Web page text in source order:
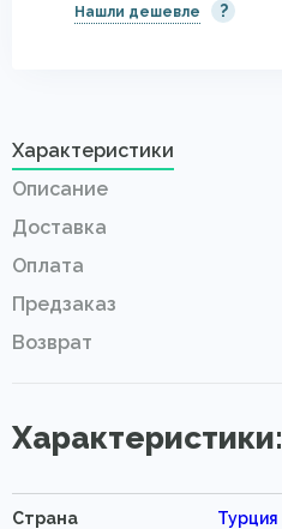
Нашли дешевле ?
Характеристики
Описание
Доставка
Оплата
Предзаказ
Возврат
Характеристики:
Страна Турция